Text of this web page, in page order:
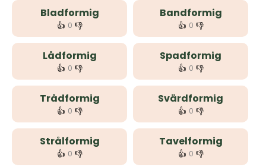
Bladformig
👍 0 👎
Bandformig
👍 0 👎
Lådformig
👍 0 👎
Spadformig
👍 0 👎
Trådformig
👍 0 👎
Svärdformig
👍 0 👎
Strålformig
👍 0 👎
Tavelformig
👍 0 👎